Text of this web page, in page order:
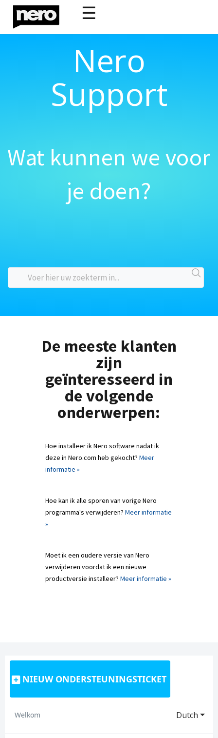
☰
Nero
Support
Wat kunnen we voor
je doen?
De meeste klanten
zijn
geïnteresseerd in
de volgende
onderwerpen:
Hoe installeer ik Nero software nadat ik
deze in Nero.com heb gekocht? Meer
informatie »
Hoe kan ik alle sporen van vorige Nero
programma's verwijderen? Meer informatie
»
Moet ik een oudere versie van Nero
verwijderen voordat ik een nieuwe
productversie installeer? Meer informatie »
NIEUW ONDERSTEUNINGSTICKET
Dutch
Welkom